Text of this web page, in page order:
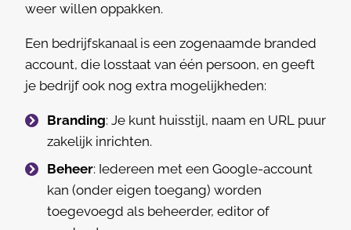
weer willen oppakken.
Een bedrijfskanaal is een zogenaamde branded
account, die losstaat van één persoon, en geeft
je bedrijf ook nog extra mogelijkheden:
Branding: Je kunt huisstijl, naam en URL puur
zakelijk inrichten.
Beheer: Iedereen met een Google-account
kan (onder eigen toegang) worden
toegevoegd als beheerder, editor of